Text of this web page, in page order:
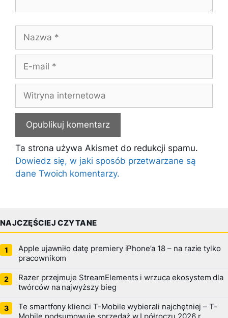
mail
internetowa
Ta strona używa Akismet do redukcji spamu.
Dowiedz się, w jaki sposób przetwarzane są
dane Twoich komentarzy.
NAJCZĘŚCIEJ CZYTANE
Apple ujawniło datę premiery iPhone’a 18 – na razie tylko
pracownikom
Razer przejmuje StreamElements i wrzuca ekosystem dla
twórców na najwyższy bieg
Te smartfony klienci T-Mobile wybierali najchętniej – T-